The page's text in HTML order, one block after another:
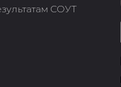
СОУТ